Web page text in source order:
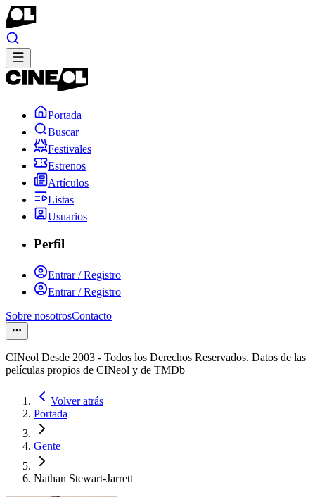
Portada
Buscar
Festivales
Estrenos
Artículos
Listas
Usuarios
Perfil
Entrar / Registro
Entrar / Registro
Sobre nosotrosContacto
CINeol Desde 2003 - Todos los Derechos Reservados. Datos de las
películas propios de CINeol y de TMDb
Volver atrás
Portada
Gente
Nathan Stewart-Jarrett